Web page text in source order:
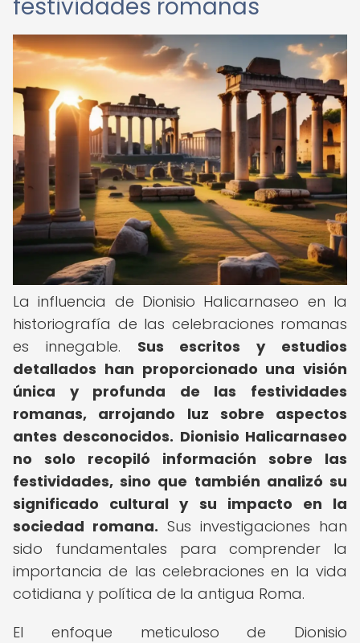
festividades romanas
La influencia de Dionisio Halicarnaseo en la
historiografía de las celebraciones romanas
es innegable. Sus escritos y estudios
detallados han proporcionado una visión
única y profunda de las festividades
romanas, arrojando luz sobre aspectos
antes desconocidos. Dionisio Halicarnaseo
no solo recopiló información sobre las
festividades, sino que también analizó su
significado cultural y su impacto en la
sociedad romana. Sus investigaciones han
sido fundamentales para comprender la
importancia de las celebraciones en la vida
cotidiana y política de la antigua Roma.
El enfoque meticuloso de Dionisio